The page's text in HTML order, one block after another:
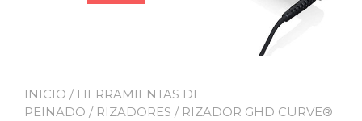
INICIO / HERRAMIENTAS DE
PEINADO / RIZADORES / RIZADOR GHD CURVE®